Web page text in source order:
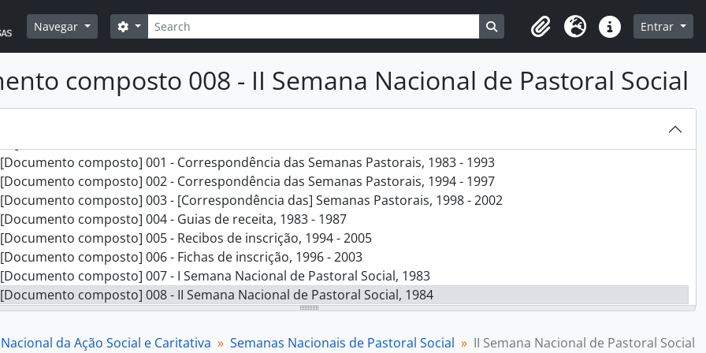
Navegar
Pesquisar
Opções de busca Busque na página de navegação
Clipboard
Idioma Ligações rápidas
Entrar
composto 008 - II Semana Nacional de Pastoral Social
SNASC - Secretariado Nacional da Ação Social e Caritativa, 1947 - 2005
002 - Organizações, 1984 - 2004
003 - Expediente, 1982 - 1997
[Documento composto] 001 - Correspondência das Semanas Pastorais, 1983 - 1993
[Documento composto] 002 - Correspondência das Semanas Pastorais, 1994 - 1997
[Documento composto] 003 - [Correspondência das] Semanas Pastorais, 1998 - 2002
[Documento composto] 004 - Guias de receita, 1983 - 1987
[Documento composto] 005 - Recibos de inscrição, 1994 - 2005
[Documento composto] 006 - Fichas de inscrição, 1996 - 2003
[Documento composto] 007 - I Semana Nacional de Pastoral Social, 1983
[Documento composto] 008 - II Semana Nacional de Pastoral Social, 1984
[Documento composto] 009 - III Semana Nacional de Pastoral Social, 1985
da Ação Social e Caritativa Semanas Nacionais de Pastoral Social II Semana Nacional de Pastoral Social